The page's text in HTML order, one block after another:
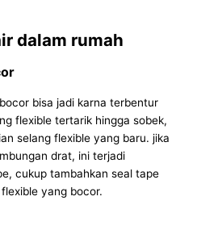
dalam rumah
bisa jadi karna terbentur
flexible tertarik hingga sobek,
selang flexible yang baru. jika
drat, ini terjadi
cukup tambahkan seal tape
yang bocor.